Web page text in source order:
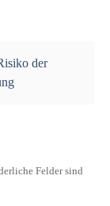
der
Felder sind